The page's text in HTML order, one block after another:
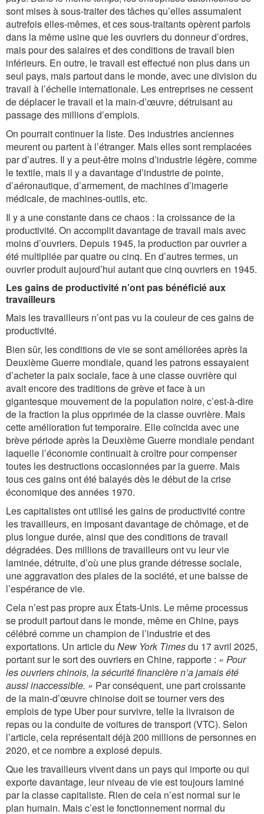
sont mises à sous-traiter des tâches qu’elles assumaient
autrefois elles-mêmes, et ces sous-traitants opèrent parfois
dans la même usine que les ouvriers du donneur d’ordres,
mais pour des salaires et des conditions de travail bien
inférieurs. En outre, le travail est effectué non plus dans un
seul pays, mais partout dans le monde, avec une division du
travail à l’échelle internationale. Les entreprises ne cessent
de déplacer le travail et la main-d’œuvre, détruisant au
passage des millions d’emplois.
On pourrait continuer la liste. Des industries anciennes
meurent ou partent à l’étranger. Mais elles sont remplacées
par d’autres. Il y a peut-être moins d’industrie légère, comme
le textile, mais il y a davantage d’industrie de pointe,
d’aéronautique, d’armement, de machines d’imagerie
médicale, de machines-outils, etc.
Il y a une constante dans ce chaos : la croissance de la
productivité. On accomplit davantage de travail mais avec
moins d’ouvriers. Depuis 1945, la production par ouvrier a
été multipliée par quatre ou cinq. En d’autres termes, un
ouvrier produit aujourd’hui autant que cinq ouvriers en 1945.
Les gains de productivité n’ont pas bénéficié aux
travailleurs
Mais les travailleurs n’ont pas vu la couleur de ces gains de
productivité.
Bien sûr, les conditions de vie se sont améliorées après la
Deuxiè­me Guerre mondiale, quand les patrons essayaient
d’acheter la paix sociale, face à une classe ouvrière qui
avait encore des traditions de grève et face à un
gigantesque mouvement de la population noire, c’est-à-dire
de la fraction la plus opprimée de la classe ouvrière. Mais
cette amélioration fut temporaire. Elle coïncida avec une
brève période après la Deuxième Guerre mondiale pendant
laquelle l’économie continuait à croître pour compenser
toutes les destructions occasionnées par la guerre. Mais
tous ces gains ont été balayés dès le début de la crise
économique des années 1970.
Les capitalistes ont utilisé les gains de productivité contre
les travailleurs, en imposant davantage de chômage, et de
plus longue durée, ainsi que des conditions de travail
dégradées. Des millions de travailleurs ont vu leur vie
laminée, détruite, d’où une plus grande détresse sociale,
une aggravation des plaies de la société, et une baisse de
l’espérance de vie.
Cela n’est pas propre aux États-Unis. Le même processus
se produit partout dans le monde, même en Chine, pays
célébré comme un champion de l’industrie et des
exportations. Un article du New York Timesdu 17 avril 2025,
portant sur le sort des ouvriers en Chine, rapporte : « Pour
les ouvriers chinois, la sécurité financière n’a jamais été
aussi inaccessible. » Par conséquent, une part croissante
de la main-d’œuvre chinoise doit se tourner vers des
emplois de type Uber pour survivre, telle la livraison de
repas ou la conduite de voitures de transport (VTC). Selon
l’article, cela représentait déjà 200 millions de personnes en
2020, et ce nombre a explosé depuis.
Que les travailleurs vivent dans un pays qui importe ou qui
exporte davantage, leur niveau de vie est toujours laminé
par la classe capitaliste. Rien de cela n’est normal sur le
plan humain. Mais c’est le fonctionnement normal du